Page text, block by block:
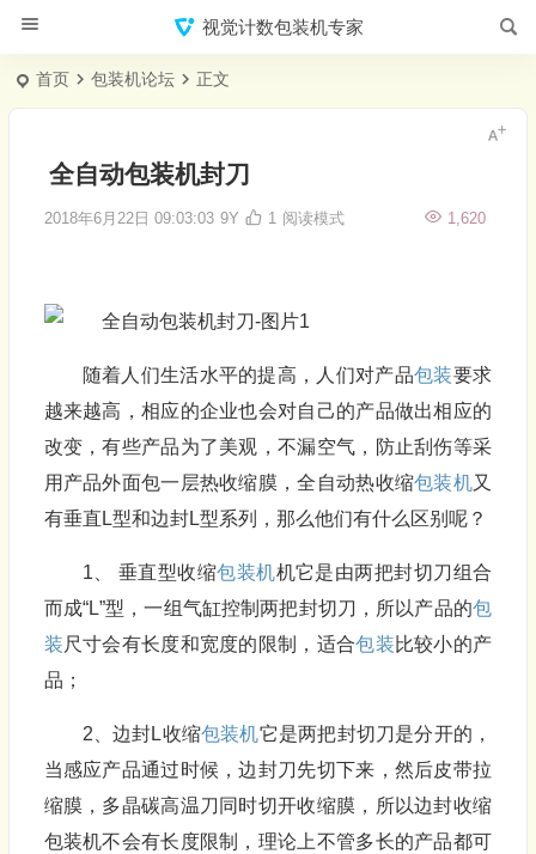
视觉计数包装机专家
首页 包装机论坛 正文
全自动包装机封刀
2018年6月22日 09:03:03 9Y 1,620
1 阅读模式
随着人们生活水平的提高，人们对产品包装要求
越来越高，相应的企业也会对自己的产品做出相应的
改变，有些产品为了美观，不漏空气，防止刮伤等采
用产品外面包一层热收缩膜，全自动热收缩包装机又
有垂直L型和边封L型系列，那么他们有什么区别呢？
1、 垂直型收缩包装机机它是由两把封切刀组合
而成“L”型，一组气缸控制两把封切刀，所以产品的包
装尺寸会有长度和宽度的限制，适合包装比较小的产
品；
2、边封L收缩包装机它是两把封切刀是分开的，
当感应产品通过时候，边封刀先切下来，然后皮带拉
缩膜，多晶碳高温刀同时切开收缩膜，所以边封收缩
包装机不会有长度限制，理论上不管多长的产品都可